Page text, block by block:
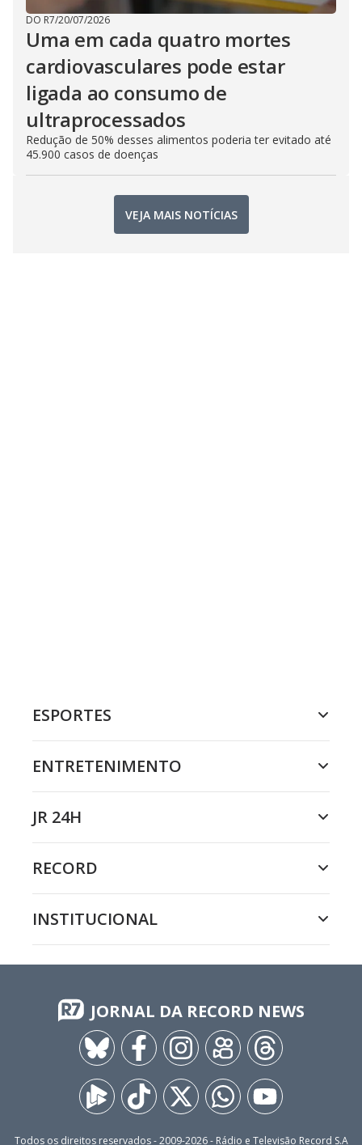
DO R7/20/07/2026
Uma em cada quatro mortes
cardiovasculares pode estar
ligada ao consumo de
ultraprocessados
Redução de 50% desses alimentos poderia ter evitado até
45.900 casos de doenças
VEJA MAIS NOTÍCIAS
ESPORTES
ENTRETENIMENTO
JR 24H
RECORD
INSTITUCIONAL
JORNAL DA RECORD NEWS
Todos os direitos reservados - 2009-2026- Rádio e Televisão Record S.A